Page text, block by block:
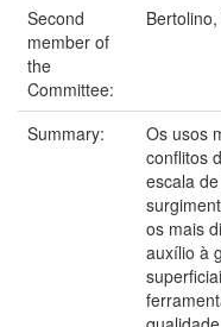
Second
member of
the
Committee:
Summary:
Os usos
conflitos
escala
os mais
auxílio à